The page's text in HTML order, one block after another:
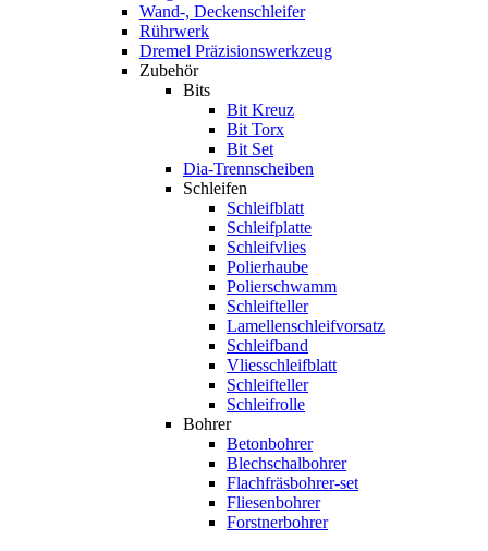
Wand-, Deckenschleifer
Rührwerk
Dremel Präzisionswerkzeug
Zubehör
Bits
Bit Kreuz
Bit Torx
Bit Set
Dia-Trennscheiben
Schleifen
Schleifblatt
Schleifplatte
Schleifvlies
Polierhaube
Polierschwamm
Schleifteller
Lamellenschleifvorsatz
Schleifband
Vliesschleifblatt
Schleifteller
Schleifrolle
Bohrer
Betonbohrer
Blechschalbohrer
Flachfräsbohrer-set
Fliesenbohrer
Forstnerbohrer